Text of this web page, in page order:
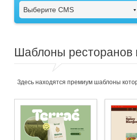
Выберите CMS
Шаблоны ресторанов
Здесь находятся премиум шаблоны